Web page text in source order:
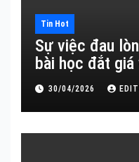
Tin Hot
Sự việc đau
bài học đắt
30/04/2026